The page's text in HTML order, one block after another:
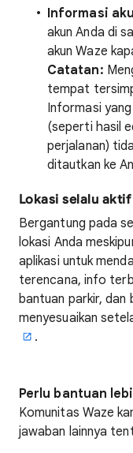
Informasi
akun Anda di
akun Waze
Catatan:
tempat
Informasi
(seperti hasil
perjalanan)
ditautkan ke
Lokasi selalu aktif
Bergantung pada
lokasi Anda
aplikasi untuk
terencana, info
bantuan parkir, dan
menyesuaikan
.
Perlu bantuan
Komunitas Waze
jawaban lainnya